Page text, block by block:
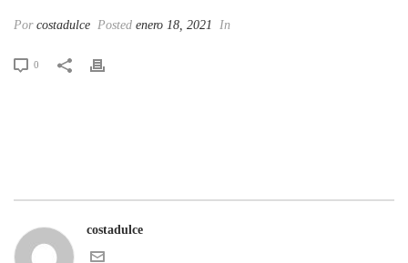
Por costadulce Posted enero 18, 2021 In
0
costadulce